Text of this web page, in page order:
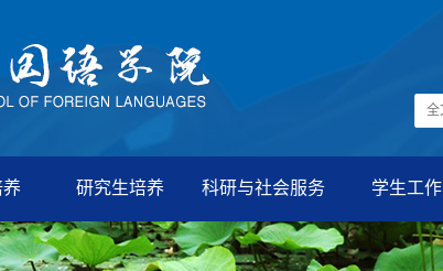
养 研究生培养 科研与社会服务 学生工作